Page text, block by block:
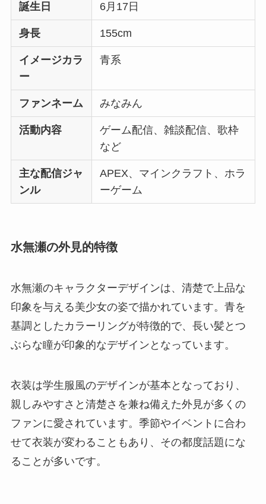
誕生日 6月17日
身長 155cm
イメージカラ
ー
青系
ファンネーム みなみん
活動内容
ゲーム配信、雑談配信、歌枠
など
主な配信ジャ
ンル
APEX、マインクラフト、ホラ
ーゲーム
水無瀬の外見的特徴
水無瀬のキャラクターデザインは、清楚で上品な
印象を与える美少女の姿で描かれています。青を
基調としたカラーリングが特徴的で、長い髪とつ
ぶらな瞳が印象的なデザインとなっています。
衣装は学生服風のデザインが基本となっており、
親しみやすさと清楚さを兼ね備えた外見が多くの
ファンに愛されています。季節やイベントに合わ
せて衣装が変わることもあり、その都度話題にな
ることが多いです。